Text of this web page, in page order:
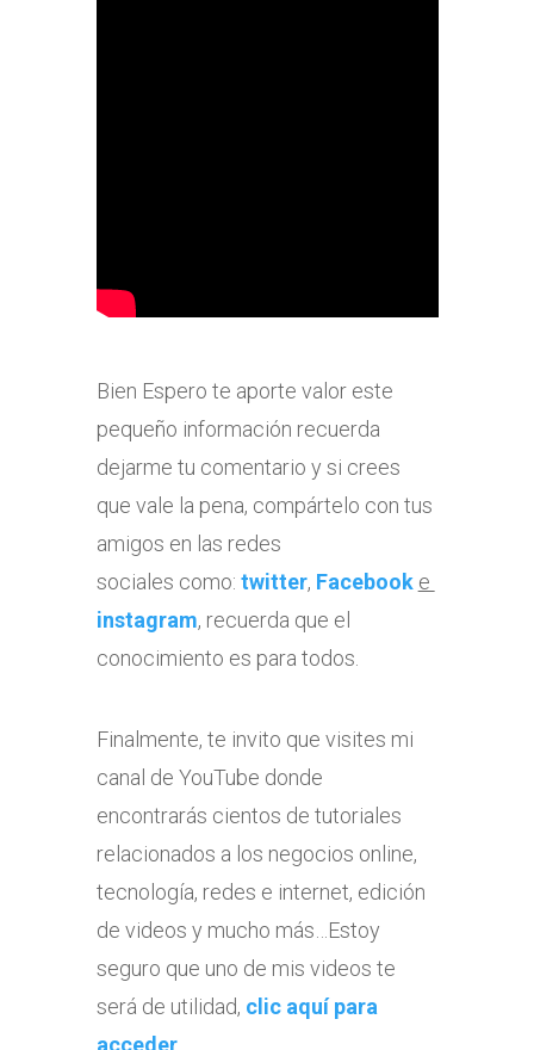
Bien Espero te aporte valor este
pequeño información recuerda
dejarme tu comentario y si crees
que vale la pena, compártelo con tus
amigos en las redes
sociales como: twitter, Facebook e
instagram, recuerda que el
conocimiento es para todos.
Finalmente, te invito que visites mi
canal de YouTube donde
encontrarás cientos de tutoriales
relacionados a los negocios online,
tecnología, redes e internet, edición
de videos y mucho más…Estoy
seguro que uno de mis videos te
será de utilidad, clic aquí para
acceder